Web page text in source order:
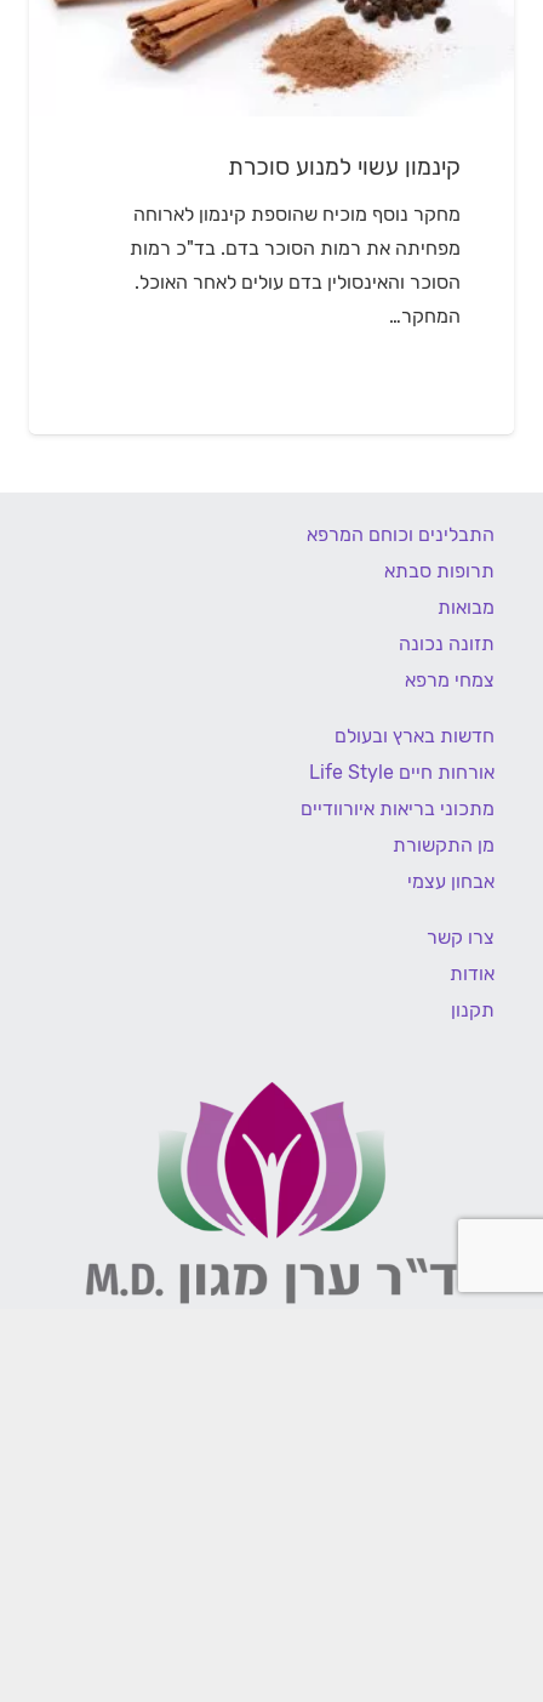
קינמון עשוי למנוע סוכרת
מחקר נוסף מוכיח שהוספת קינמון לארוחה
מפחיתה את רמות הסוכר בדם. בד"כ רמות
הסוכר והאינסולין בדם עולים לאחר האוכל.
המחקר…
התבלינים וכוחם המרפא
תרופות סבתא
מבואות
תזונה נכונה
צמחי מרפא
חדשות בארץ ובעולם
אורחות חיים Life Style
מתכוני בריאות איורוודיים
מן התקשורת
אבחון עצמי
צרו קשר
אודות
תקנון